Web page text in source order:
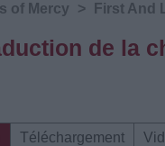
of Mercy > First And
de la
Téléchargement